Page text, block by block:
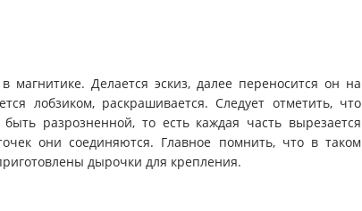
магнитике. Делается эскиз, далее переносится он на
лобзиком, раскрашивается. Следует отметить, что
разрозненной, то есть каждая часть вырезается
они соединяются. Главное помнить, что в таком
дырочки для крепления.